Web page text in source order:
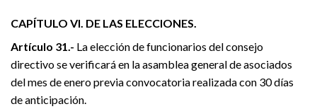
CAPÍTULO VI. DE LAS ELECCIONES.
Artículo 31.- La elección de funcionarios del consejo
directivo se verificará en la asamblea general de asociados
del mes de enero previa convocatoria realizada con 30 días
de anticipación.